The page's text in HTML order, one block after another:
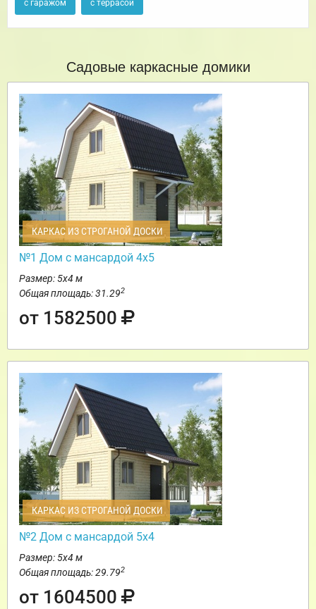
с гаражом с террасой
Садовые каркасные домики
КАРКАС ИЗ СТРОГАНОЙ ДОСКИ
№1 Дом с мансардой 4х5
Размер: 5х4 м
Общая площадь: 31.292
от 1582500
КАРКАС ИЗ СТРОГАНОЙ ДОСКИ
№2 Дом с мансардой 5х4
Размер: 5х4 м
Общая площадь: 29.792
от 1604500